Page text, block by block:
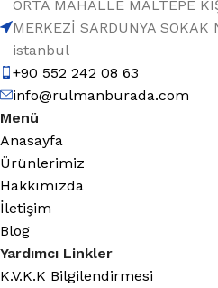
ORTA MAHALLE MALTEPE
MERKEZİ SARDUNYA
istanbul
+90 552 242 08 63
info@rulmanburada.com
Menü
Anasayfa
Ürünlerimiz
Hakkımızda
İletişim
Blog
Yardımcı Linkler
K.V.K.K Bilgilendirmesi